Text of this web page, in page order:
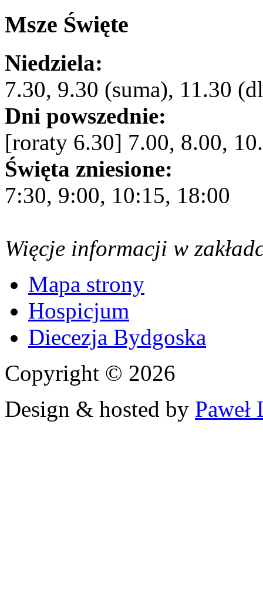
Msze Święte
Niedziela:
7.30, 9.30 (suma), 11.30
Dni powszednie:
[roraty 6.30] 7.00, 8.00,
Święta zniesione:
7:30, 9:00, 10:15, 18:00
Więcje informacji w
Mapa strony
Hospicjum
Diecezja Bydgoska
Copyright © 2026
Design & hosted by